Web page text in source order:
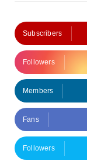
Subscribers
Followers
Members
Fans
Followers